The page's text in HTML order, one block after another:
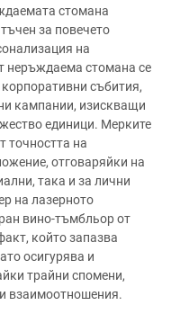
стомана
за повечето
на
неръждаема стомана се
събития,
кампании, изискващи
единици. Мерките
точността на
отговаряйки на
така и за лични
на лазерното
вино-тъмбльор от
който запазва
осигурява и
трайни спомени,
взаимоотношения.